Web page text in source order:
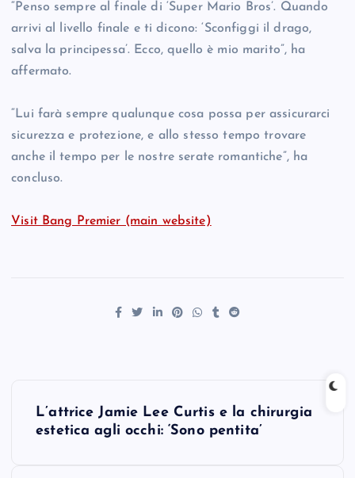
“Penso sempre al finale di ‘Super Mario Bros’. Quando
arrivi al livello finale e ti dicono: ‘Sconfiggi il drago,
salva la principessa’. Ecco, quello è mio marito”, ha
affermato.
“Lui farà sempre qualunque cosa possa per assicurarci
sicurezza e protezione, e allo stesso tempo trovare
anche il tempo per le nostre serate romantiche”, ha
concluso.
Visit Bang Premier (main website)
L’attrice Jamie Lee Curtis e la chirurgia
estetica agli occhi: ‘Sono pentita’